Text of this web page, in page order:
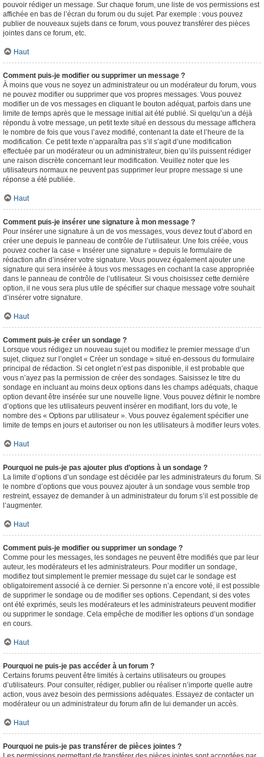
pouvoir rédiger un message. Sur chaque forum, une liste de vos permissions est
affichée en bas de l’écran du forum ou du sujet. Par exemple : vous pouvez
publier de nouveaux sujets dans ce forum, vous pouvez transférer des pièces
jointes dans ce forum, etc.
Haut
Comment puis-je modifier ou supprimer un message ?
À moins que vous ne soyez un administrateur ou un modérateur du forum, vous
ne pouvez modifier ou supprimer que vos propres messages. Vous pouvez
modifier un de vos messages en cliquant le bouton adéquat, parfois dans une
limite de temps après que le message initial ait été publié. Si quelqu’un a déjà
répondu à votre message, un petit texte situé en dessous du message affichera
le nombre de fois que vous l’avez modifié, contenant la date et l’heure de la
modification. Ce petit texte n’apparaîtra pas s’il s’agit d’une modification
effectuée par un modérateur ou un administrateur, bien qu’ils puissent rédiger
une raison discrète concernant leur modification. Veuillez noter que les
utilisateurs normaux ne peuvent pas supprimer leur propre message si une
réponse a été publiée.
Haut
Comment puis-je insérer une signature à mon message ?
Pour insérer une signature à un de vos messages, vous devez tout d’abord en
créer une depuis le panneau de contrôle de l’utilisateur. Une fois créée, vous
pouvez cocher la case « Insérer une signature » depuis le formulaire de
rédaction afin d’insérer votre signature. Vous pouvez également ajouter une
signature qui sera insérée à tous vos messages en cochant la case appropriée
dans le panneau de contrôle de l’utilisateur. Si vous choisissez cette dernière
option, il ne vous sera plus utile de spécifier sur chaque message votre souhait
d’insérer votre signature.
Haut
Comment puis-je créer un sondage ?
Lorsque vous rédigez un nouveau sujet ou modifiez le premier message d’un
sujet, cliquez sur l’onglet « Créer un sondage » situé en-dessous du formulaire
principal de rédaction. Si cet onglet n’est pas disponible, il est probable que
vous n’ayez pas la permission de créer des sondages. Saisissez le titre du
sondage en incluant au moins deux options dans les champs adéquats, chaque
option devant être insérée sur une nouvelle ligne. Vous pouvez définir le nombre
d’options que les utilisateurs peuvent insérer en modifiant, lors du vote, le
nombre des « Options par utilisateur ». Vous pouvez également spécifier une
limite de temps en jours et autoriser ou non les utilisateurs à modifier leurs votes.
Haut
Pourquoi ne puis-je pas ajouter plus d’options à un sondage ?
La limite d’options d’un sondage est décidée par les administrateurs du forum. Si
le nombre d’options que vous pouvez ajouter à un sondage vous semble trop
restreint, essayez de demander à un administrateur du forum s’il est possible de
l’augmenter.
Haut
Comment puis-je modifier ou supprimer un sondage ?
Comme pour les messages, les sondages ne peuvent être modifiés que par leur
auteur, les modérateurs et les administrateurs. Pour modifier un sondage,
modifiez tout simplement le premier message du sujet car le sondage est
obligatoirement associé à ce dernier. Si personne n’a encore voté, il est possible
de supprimer le sondage ou de modifier ses options. Cependant, si des votes
ont été exprimés, seuls les modérateurs et les administrateurs peuvent modifier
ou supprimer le sondage. Cela empêche de modifier les options d’un sondage
en cours.
Haut
Pourquoi ne puis-je pas accéder à un forum ?
Certains forums peuvent être limités à certains utilisateurs ou groupes
d’utilisateurs. Pour consulter, rédiger, publier ou réaliser n’importe quelle autre
action, vous avez besoin des permissions adéquates. Essayez de contacter un
modérateur ou un administrateur du forum afin de lui demander un accès.
Haut
Pourquoi ne puis-je pas transférer de pièces jointes ?